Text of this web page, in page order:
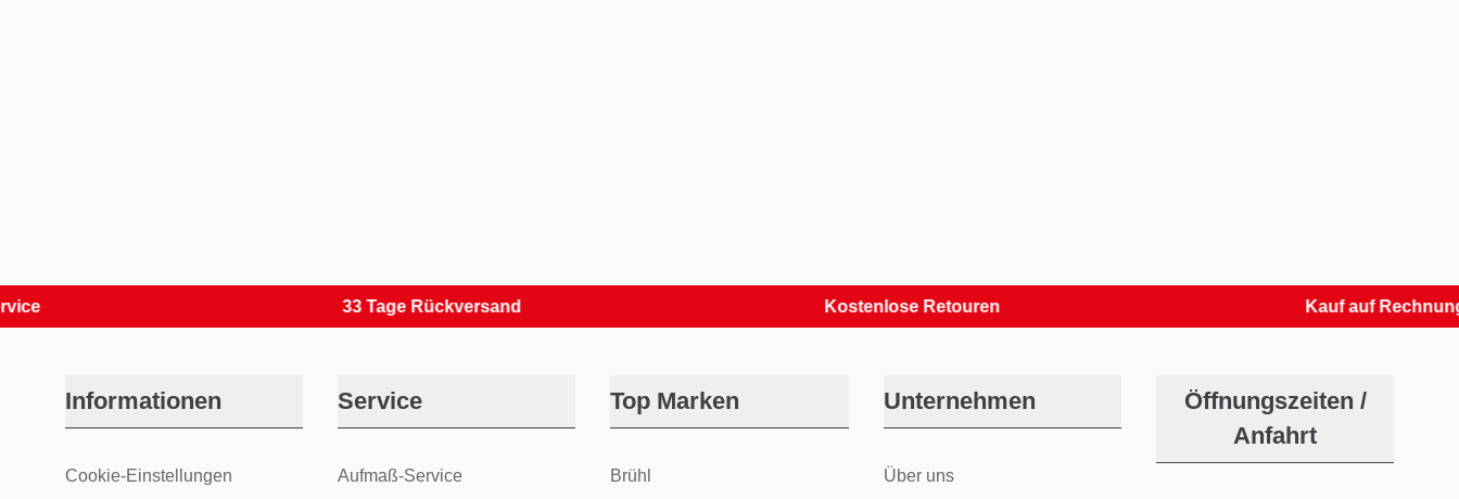
33 Tage Rückversand Kostenlose Retouren Kauf auf Rechnung
Informationen
Cookie-Einstellungen
Service
Aufmaß-Service
Top Marken
Brühl
Unternehmen
Über uns
Öffnungszeiten /
Anfahrt